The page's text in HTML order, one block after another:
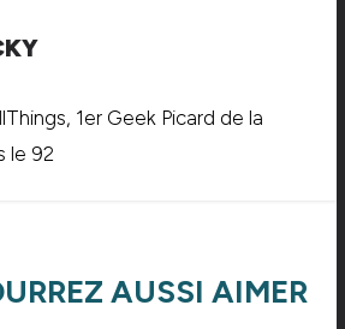
1er Geek Picard de la
le 92
AUSSI AIMER